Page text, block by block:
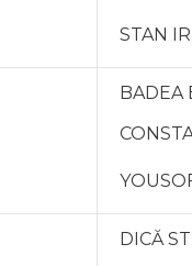
STAN
BADEA
DICĂ